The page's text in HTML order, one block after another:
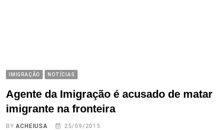
IMIGRAÇÃO NOTÍCIAS
Agente da Imigração é acusado de matar
imigrante na fronteira
BYACHEIUSA 25/09/2015